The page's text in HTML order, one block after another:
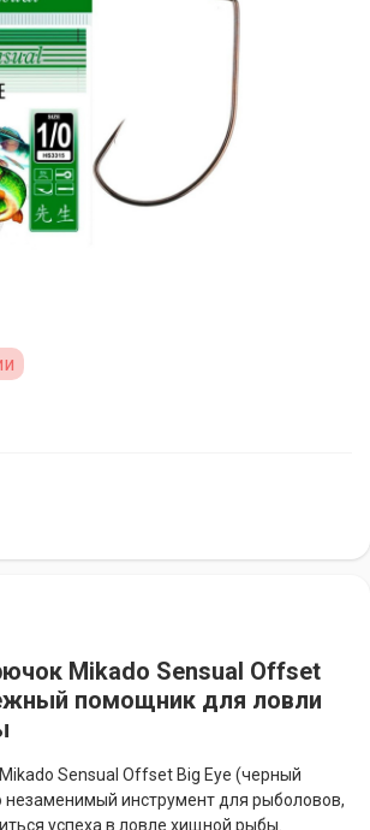
Mikado Sensual Offset
помощник для ловли
Sensual Offset Big Eye (черный
инструмент для рыболовов,
успеха в ловле хищной рыбы.